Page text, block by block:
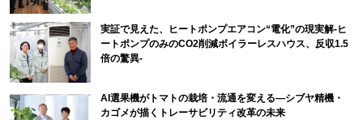
実証で見えた、ヒートポンプエアコン“電化”の現実解-ヒ
ートポンプのみのCO2削減ボイラーレスハウス、反収1.5
倍の驚異-
AI選果機がトマトの栽培・流通を変える―シブヤ精機・
カゴメが描くトレーサビリティ改革の未来